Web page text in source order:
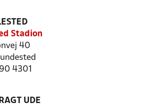
Stadion
40
4301
UDE